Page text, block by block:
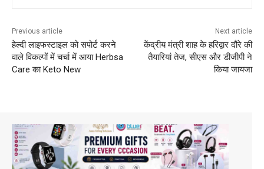
Previous article
हेल्दी लाइफस्टाइल को सपोर्ट करने
वाले विकल्पों में चर्चा में आया Herbsa
Care का Keto New
Next article
केंद्रीय मंत्री शाह के हरिद्वार दौरे की
तैयारियां तेज, सीएस और डीजीपी ने
किया जायजा